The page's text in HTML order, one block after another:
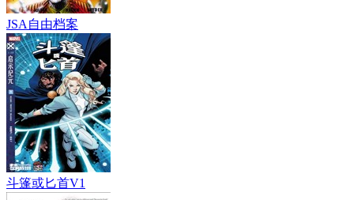
JSA自由档案
斗篷或匕首V1